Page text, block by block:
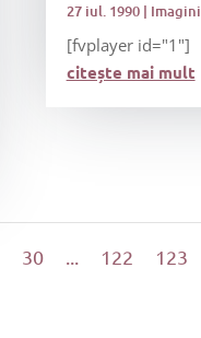
27 iul. 1990| Imagini
[fvplayer id="1"]
citește mai mult
30 122 123